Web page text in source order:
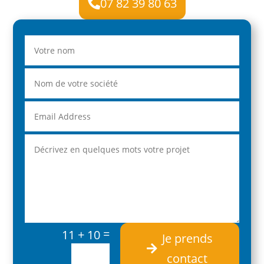
07 82 39 80 63
11 + 10=
Je prends
contact